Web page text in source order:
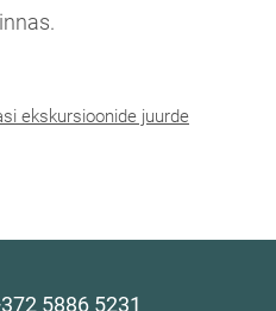
ekskursioonide juurde
5886 5231